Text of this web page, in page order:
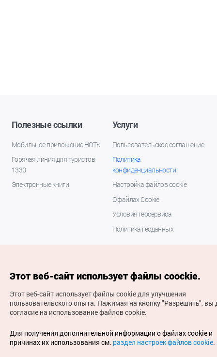
Полезные ссылки
Мобильное приложение НОТК
Горячая линия для туристов
1330
Электронные книги
Услуги
Пользовательское соглашение
Политика
конфиденциальности
Настройка файлов cookie
О файлах Cookie
Условия геосервиса
Политика геоданных
(с) Национальная организация туризма Кореи Все
права защищены
Для извещения об ошибках и проблемах, связанных с
работой веб-сайта, направляйте ваши запросы на
Этот веб-сайт использует файлы coockie.
Этот веб-сайт использует файлы cookie для улучшения
пользовательского опыта. Нажимая на кнопку "Разрешить", вы
согласие на использование файлов cookie.
Для получения дополнительной информации о файлах cookie и
причинах их использования см. раздел настроек файлов cookie.